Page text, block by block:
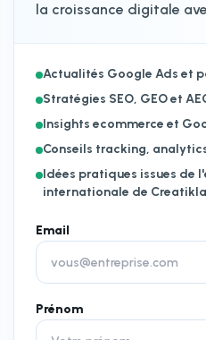
la croissance digitale
Actualités Google Ads et
Stratégies SEO, GEO et
Insights ecommerce et
Conseils tracking,
Idées pratiques issues de
internationale de
Email
Prénom